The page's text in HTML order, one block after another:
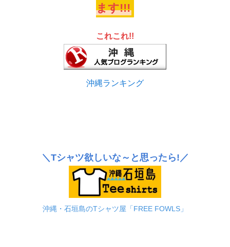
ます!!!
これこれ!!
沖縄ランキング
＼Tシャツ欲しいな～と思ったら!／
沖縄・石垣島のTシャツ屋「FREE FOWLS」